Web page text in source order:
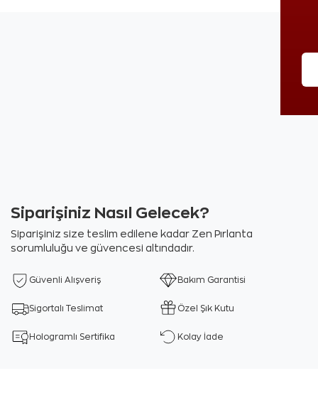
Siparişiniz Nasıl Gelecek?
Siparişiniz size teslim edilene kadar Zen Pırlanta
sorumluluğu ve güvencesi altındadır.
Güvenli Alışveriş Bakım Garantisi
Sigortalı Teslimat Özel Şık Kutu
Hologramlı Sertifika Kolay İade